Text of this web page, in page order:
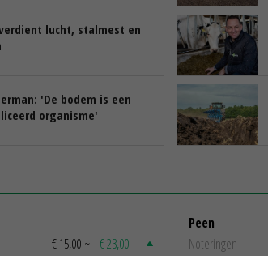
lucht, stalmest en
'De bodem is een
organisme'
€ 15,00 ~ € 23,00
Peen
Noteringen